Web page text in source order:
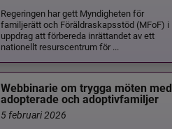
Regeringen har gett Myndigheten för
familjerätt och Föräldraskapsstöd (MFoF) i
uppdrag att förbereda inrättandet av ett
nationellt resurscentrum för ...
Webbinarie om trygga möten med
adopterade och adoptivfamiljer
5 februari 2026